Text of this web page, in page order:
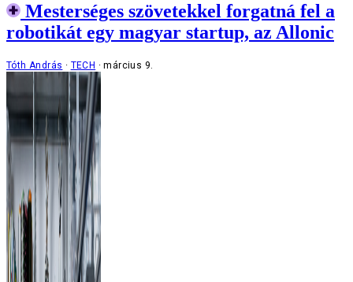
Mesterséges szövetekkel forgatná fel a
robotikát egy magyar startup, az Allonic
Tóth András TECH március 9.